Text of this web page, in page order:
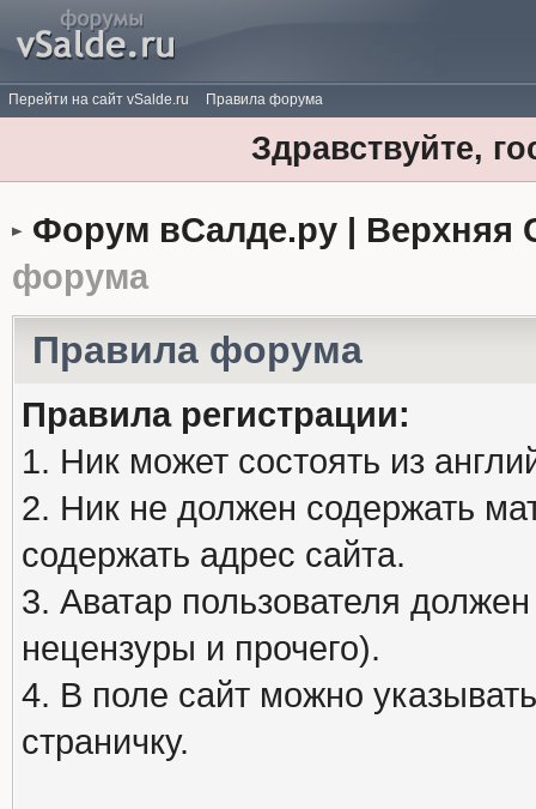
Перейти на сайт vSalde.ru Правила форума
Здравствуйте,
Форум вСалде.ру | Верхняя
форума
Правила форума
Правила регистрации:
1. Ник может состоять из
2. Ник не должен содержать
содержать адрес сайта.
3. Аватар пользователя
нецензуры и прочего).
4. В поле сайт можно
страничку.